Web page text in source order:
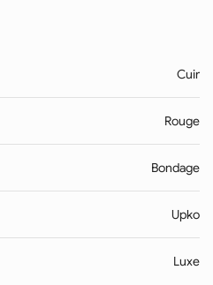
Cuir
Rouge
Bondage
Upko
Luxe